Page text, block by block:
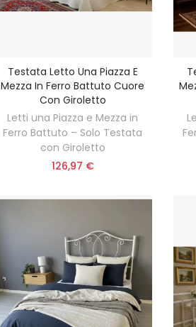
Testata Letto Una Piazza E
Mezza In Ferro Battuto Cuore
Con Giroletto
Letti una Piazza e Mezza in
Ferro Battuto – Solo Testata
con Giroletto
126,97 €